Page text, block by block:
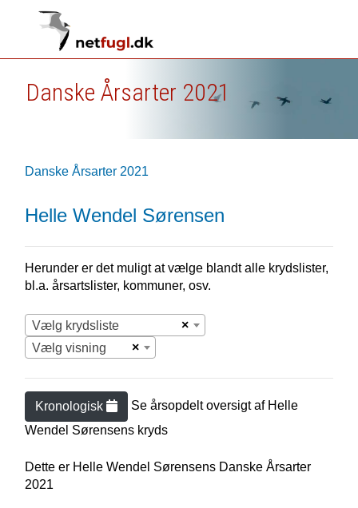
Danske Årsarter 2021
Danske Årsarter 2021
Helle Wendel Sørensen
Herunder er det muligt at vælge blandt alle krydslister,
bl.a. årsartslister, kommuner, osv.
×
Vælg krydsliste
×
Vælg visning
Kronologisk Se årsopdelt oversigt af Helle
Wendel Sørensens kryds
Dette er Helle Wendel Sørensens Danske Årsarter
2021